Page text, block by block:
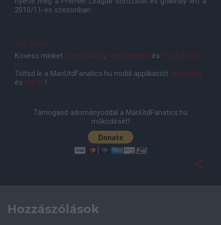
2010/11-es szezonban.
Sky Sports
Kövess minket Facebookon, Instagramon és YouTube-on
is!
Töltsd le a ManUtdFanatics.hu mobil applikációt Androidra
és iOS-re!
Támogasd adományoddal a ManUtdFanatics.hu
működését!
Hozzászólások